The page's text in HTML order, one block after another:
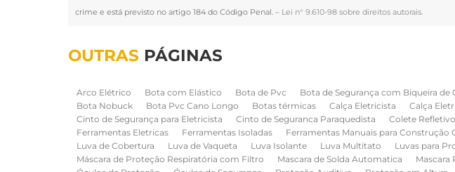
crime e está previsto no artigo 184 do Código Penal. – Lei n° 9.610-98 sobre direitos autorais.
OUTRAS PÁGINAS
Arco Elétrico Bota com Elástico Bota de Pvc Bota de Segurança com Biqueira de
Bota Nobuck
Bota Pvc Cano Longo Botas térmicas Calça Eletricista Calça
Cinto de Segurança para Eletricista
Cinto de Seguranca Paraquedista Colete Refletivo
Ferramentas Eletricas
Ferramentas Isoladas Ferramentas Manuais para Construção
Luva de Cobertura
Luva de Vaqueta Luva Isolante Luva Multitato Luvas para
Máscara de Proteção Respiratória com Filtro
Mascara de Solda Automatica Mascara